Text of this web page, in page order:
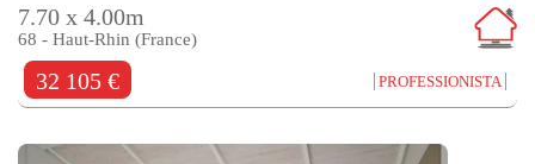
7.70 x 4.00m
68 - Haut-Rhin (France)
32 105 € PROFESSIONISTA